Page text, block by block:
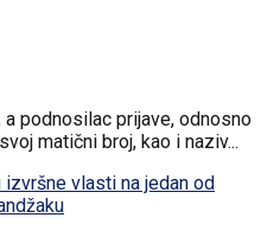
podnosilac prijave, odnosno
matični broj, kao i naziv...